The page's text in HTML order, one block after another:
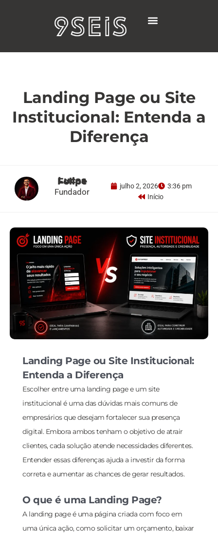
Landing Page ou Site
Institucional: Entenda a
Diferença
Lucas Felipe
Fundador
julho 2, 2026
3:36 pm
Início
Landing Page ou Site Institucional:
Entenda a Diferença
Escolher entre uma landing page e um site
institucional é uma das dúvidas mais comuns de
empresários que desejam fortalecer sua presença
digital. Embora ambos tenham o objetivo de atrair
clientes, cada solução atende necessidades diferentes.
Entender essas diferenças ajuda a investir da forma
correta e aumentar as chances de gerar resultados.
O que é uma Landing Page?
A landing page é uma página criada com foco em
uma única ação, como solicitar um orçamento, baixar